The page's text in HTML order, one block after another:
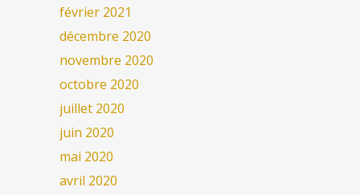
février 2021
décembre 2020
novembre 2020
octobre 2020
juillet 2020
juin 2020
mai 2020
avril 2020